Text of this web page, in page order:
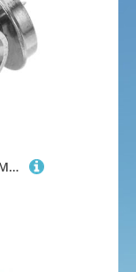
Beatifufu Große Elektrische Modellbahnräder aus Legierung Präzise DIY Ersatzteile für Reibungslosen Betrieb Einfache Montage Langlebig und Kompatibel mit Verschiedenen Spielzeugzügen